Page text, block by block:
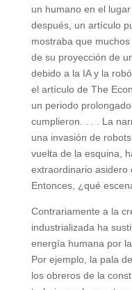
un humano en el
después, un artículo
mostraba que
de su proyección de
debido a la IA y la
el artículo de The
un periodo
cumplieron. . . . La
una invasión de
vuelta de la esquina,
extraordinario asidero
Entonces, ¿qué
Contrariamente a la
industrializada ha
energía humana por
Por ejemplo, la pala
los obreros de la